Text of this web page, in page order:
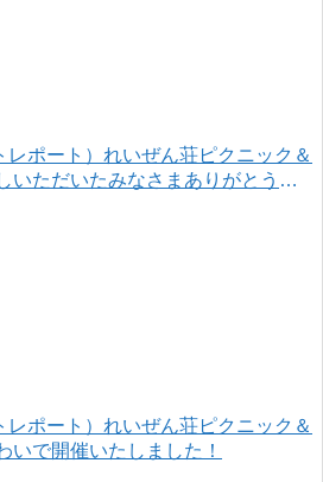
レポート）れいぜん荘ピクニック＆
いただいたみなさまありがとうご
レポート）れいぜん荘ピクニック＆
いで開催いたしました！